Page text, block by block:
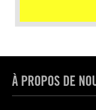
À PROPOS DE